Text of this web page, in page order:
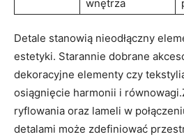
wnętrza
Detale stanowią nieodłączny
estetyki. Starannie dobrane
dekoracyjne elementy czy
osiągnięcie harmonii i
ryflowania oraz lameli w
detalami może zdefiniować